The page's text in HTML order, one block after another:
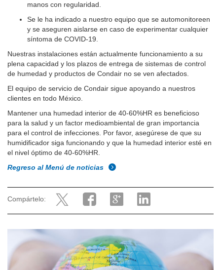
manos con regularidad.
Se le ha indicado a nuestro equipo que se automonitoreen
y se aseguren aislarse en caso de experimentar cualquier
síntoma de COVID-19.
Nuestras instalaciones están actualmente funcionamiento a su
plena capacidad y los plazos de entrega de sistemas de control
de humedad y productos de Condair no se ven afectados.
El equipo de servicio de Condair sigue apoyando a nuestros
clientes en todo México.
Mantener una humedad interior de 40-60%HR es beneficioso
para la salud y un factor medioambiental de gran importancia
para el control de infecciones. Por favor, asegúrese de que su
humidificador siga funcionando y que la humedad interior esté en
el nivel óptimo de 40-60%HR.
Regreso al Menú de noticias
Compártelo: